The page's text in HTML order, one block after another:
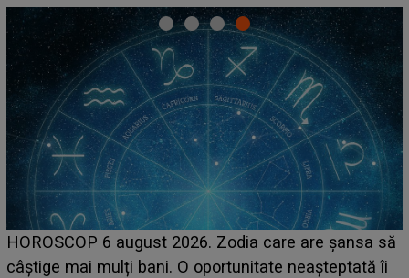
HOROSCOP 6 august 2026. Zodia care are șansa să
câștige mai mulți bani. O oportunitate neașteptată îi